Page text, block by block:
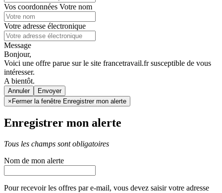
Vos coordonnées Votre nom
Votre adresse électronique
Message
Bonjour,
Voici une offre parue sur le site francetravail.fr susceptible de vous
intéresser.
A bientôt.
Annuler
× Fermer la fenêtre Enregistrer mon alerte
Enregistrer mon alerte
Tous les champs sont obligatoires
Nom de mon alerte
Pour recevoir les offres par e-mail, vous devez saisir votre adresse